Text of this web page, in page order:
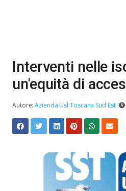
Interventi nelle
un'equità di
Autore:Azienda Usl Toscana Sud Est